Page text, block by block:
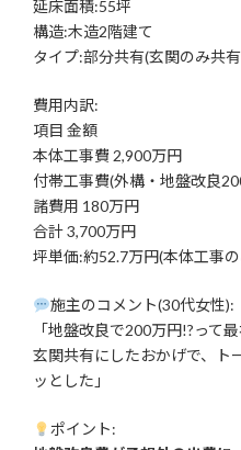
延床面積:55坪
構造:木造2階建て
タイプ:部分共有(玄関のみ共
費用内訳:
項目 金額
本体工事費 2,900万円
付帯工事費(外構・地盤改良
諸費用 180万円
合計 3,700万円
坪単価:約52.7万円(本体工事
施主のコメント(30代女性):
「地盤改良で200万円!?って
玄関共有にしたおかげで、ト
ッとした」
ポイント: